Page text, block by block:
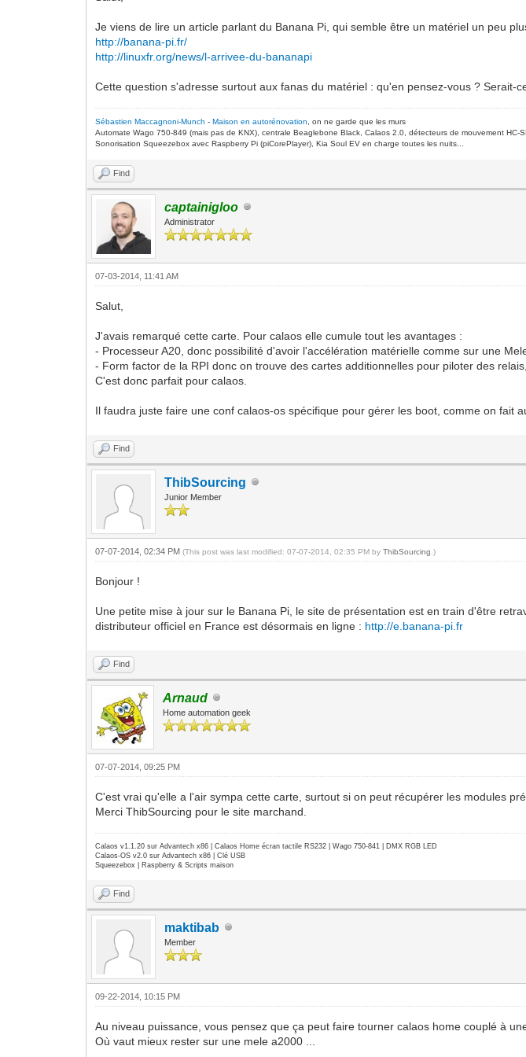
Je viens de lire un article parlant du Banana Pi, qui semble être un matériel un peu
http://banana-pi.fr/
http://linuxfr.org/news/l-arrivee-du-bananapi
Cette question s'adresse surtout aux fanas du matériel : qu'en pensez-vous ? Serait-
Sébastien Maccagnoni-Munch -Maison en autorénovation
, on ne garde que les murs
Automate Wago 750-849 (mais pas de KNX), centrale Beaglebone Black, Calaos 2.0, détecteurs de mouvement HC-
Sonorisation Squeezebox avec Raspberry Pi (piCorePlayer), Kia Soul EV en charge toutes les nuits...
Find
captainigloo
Administrator
07-03-2014, 11:41 AM
Salut,
J'avais remarqué cette carte. Pour calaos elle cumule tout les avantages :
- Processeur A20, donc possibilité d'avoir l'accélération matérielle comme sur une
- Form factor de la RPI donc on trouve des cartes additionnelles pour piloter des
C'est donc parfait pour calaos.
Il faudra juste faire une conf calaos-os spécifique pour gérer les boot, comme on fait
Find
ThibSourcing
Junior Member
07-07-2014, 02:34 PM(This post was last modified: 07-07-2014, 02:35 PM byThibSourcing .)
Bonjour !
Une petite mise à jour sur le Banana Pi, le site de présentation est en train d'être
distributeur officiel en France est désormais en ligne : http://e.banana-pi.fr
Find
Arnaud
Home automation geek
07-07-2014, 09:25 PM
C'est vrai qu'elle a l'air sympa cette carte, surtout si on peut récupérer les modules
Merci ThibSourcing pour le site marchand.
Calaos v1.1.20 sur Advantech x86 | Calaos Home écran tactile RS232 | Wago 750-841 | DMX RGB LED
Calaos-OS v2.0 sur Advantech x86 | Clé USB
Squeezebox | Raspberry & Scripts maison
Find
maktibab
Member
09-22-2014, 10:15 PM
Au niveau puissance, vous pensez que ça peut faire tourner calaos home couplé à
Où vaut mieux rester sur une mele a2000 ...